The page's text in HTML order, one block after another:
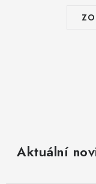
Aktuální